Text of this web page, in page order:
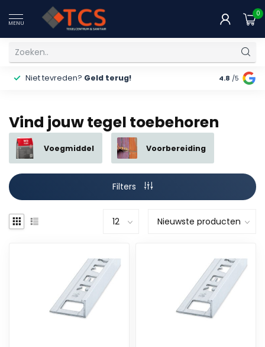
MENU
0
Niet tevreden? Geld terug! Gratis
4.8 /5
Vind jouw tegel toebehoren
Voegmiddel Voorbereiding
Filters